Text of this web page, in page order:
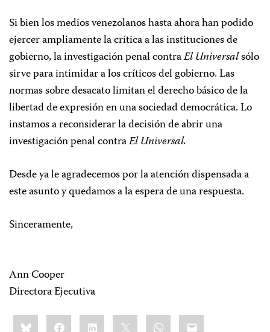
Si bien los medios venezolanos hasta ahora han podido
ejercer ampliamente la crítica a las instituciones de
gobierno, la investigación penal contraEl Universalsólo
sirve para intimidar a los críticos del gobierno. Las
normas sobre desacato limitan el derecho básico de la
libertad de expresión en una sociedad democrática. Lo
instamos a reconsiderar la decisión de abrir una
investigación penal contraEl Universal.
Desde ya le agradecemos por la atención dispensada a
este asunto y quedamos a la espera de una respuesta.
Sinceramente,
Ann Cooper
Directora Ejecutiva
Share
this:BlueskyFacebookLinkedIn WhatsApp
Email